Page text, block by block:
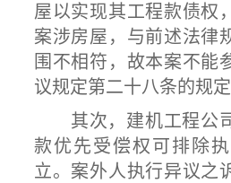
屋以实现其工程款债权
案涉房屋，与前述法律
围不相符，故本案不能
议规定第二十八条的规定
其次，建机工程公
款优先受偿权可排除
立。案外人执行异议之